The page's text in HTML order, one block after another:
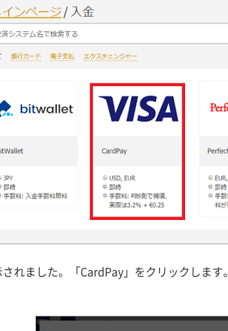
れました。「CardPay」をクリックします。